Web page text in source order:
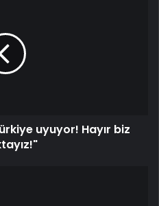
uyuyor! Hayır biz